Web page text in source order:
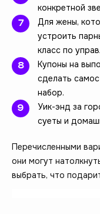
конкретной
Для жены,
устроить
класс по
Купоны на
сделать
набор.
Уик-энд за
суеты и
Перечисленными
они могут
выбрать, что